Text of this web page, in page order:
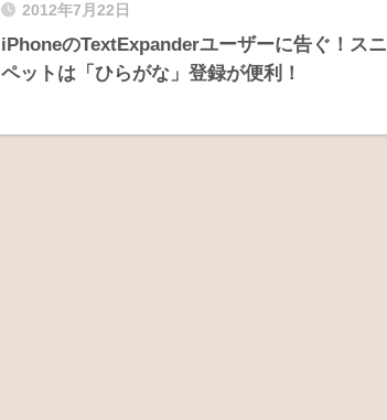
2012年7月22日
iPhoneのTextExpanderユーザーに告ぐ！スニ
ペットは「ひらがな」登録が便利！